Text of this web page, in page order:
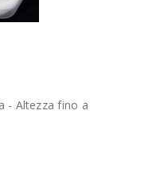
- Altezza fino a